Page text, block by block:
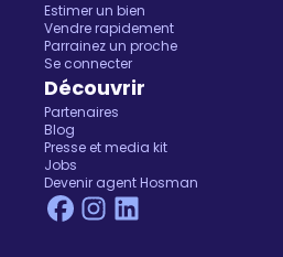
Estimer un bien
Vendre rapidement
Parrainez un proche
Se connecter
Découvrir
Partenaires
Blog
Presse et media kit
Jobs
Devenir agent Hosman